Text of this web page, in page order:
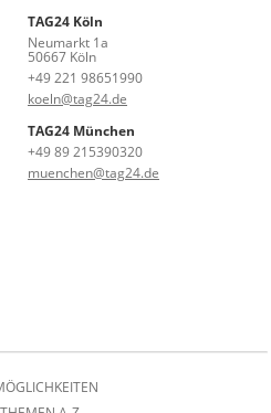
TAG24 Köln
Neumarkt 1a
50667 Köln
+49 221 98651990
koeln@tag24.de
TAG24 München
+49 89 215390320
muenchen@tag24.de